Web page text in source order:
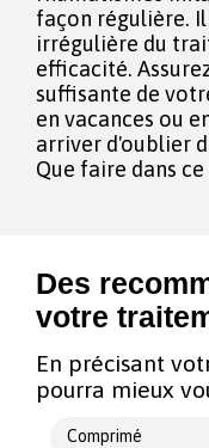
façon régulière.
irrégulière du
efficacité.
suffisante de
en vacances ou
arriver d'oublier
Que faire dans ce
Des
votre
En précisant
pourra mieux
Comprimé